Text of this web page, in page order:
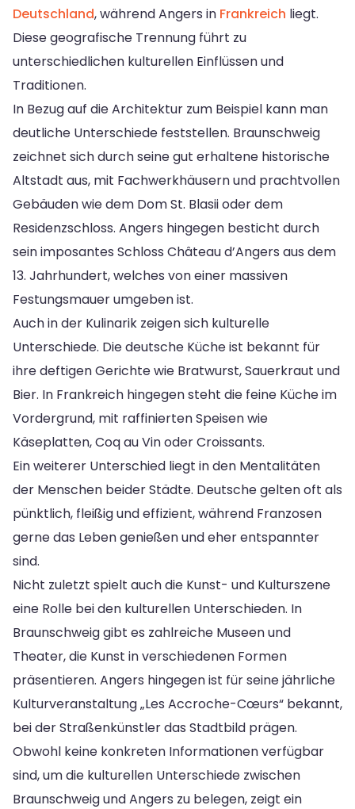
Deutschland, während Angers in Frankreich liegt.
Diese geografische Trennung führt zu
unterschiedlichen kulturellen Einflüssen und
Traditionen.
In Bezug auf die Architektur zum Beispiel kann man
deutliche Unterschiede feststellen. Braunschweig
zeichnet sich durch seine gut erhaltene historische
Altstadt aus, mit Fachwerkhäusern und prachtvollen
Gebäuden wie dem Dom St. Blasii oder dem
Residenzschloss. Angers hingegen besticht durch
sein imposantes Schloss Château d’Angers aus dem
13. Jahrhundert, welches von einer massiven
Festungsmauer umgeben ist.
Auch in der Kulinarik zeigen sich kulturelle
Unterschiede. Die deutsche Küche ist bekannt für
ihre deftigen Gerichte wie Bratwurst, Sauerkraut und
Bier. In Frankreich hingegen steht die feine Küche im
Vordergrund, mit raffinierten Speisen wie
Käseplatten, Coq au Vin oder Croissants.
Ein weiterer Unterschied liegt in den Mentalitäten
der Menschen beider Städte. Deutsche gelten oft als
pünktlich, fleißig und effizient, während Franzosen
gerne das Leben genießen und eher entspannter
sind.
Nicht zuletzt spielt auch die Kunst- und Kulturszene
eine Rolle bei den kulturellen Unterschieden. In
Braunschweig gibt es zahlreiche Museen und
Theater, die Kunst in verschiedenen Formen
präsentieren. Angers hingegen ist für seine jährliche
Kulturveranstaltung „Les Accroche-Cœurs“ bekannt,
bei der Straßenkünstler das Stadtbild prägen.
Obwohl keine konkreten Informationen verfügbar
sind, um die kulturellen Unterschiede zwischen
Braunschweig und Angers zu belegen, zeigt ein